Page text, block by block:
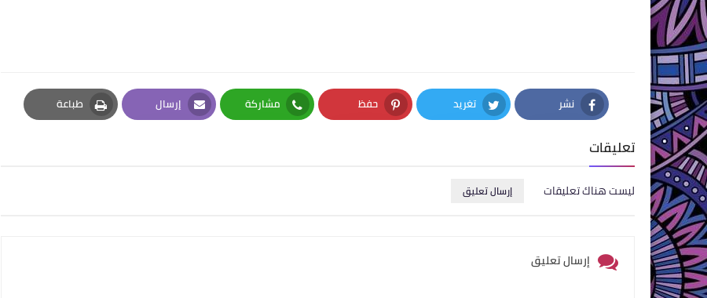
نشر
Facebook
تغريد
Twitter
حفظ
Pinterest
مشاركة
Whatsapp
إرسال
Email
طباعة
Print
تعليقات
ليست هناك تعليقات إرسال تعليق
إرسال تعليق